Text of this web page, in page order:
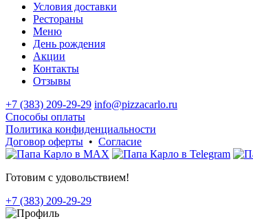
Условия доставки
Рестораны
Меню
День рождения
Акции
Контакты
Отзывы
+7 (383) 209-29-29 info@pizzacarlo.ru
Способы оплаты
Политика конфиденциальности
Договор оферты • Согласие
Готовим с удовольствием!
+7 (383) 209-29-29